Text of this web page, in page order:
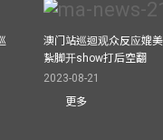
澳门站巡迴观众反应媲
紥脚开show打后空翻
2023-08-21
更多